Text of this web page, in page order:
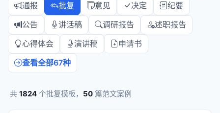
通报
批复 意见 决定
纪要
公告
讲话稿 调研报告
述职报告
心得体会
演讲稿
申请书
查看全部67种
共 1824 个批复模板， 50 篇范文案例